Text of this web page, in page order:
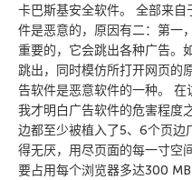
卡巴斯基安全软件。 全部来
件是恶意的，原因有二：第一
重要的，它会跳出各种广告。
跳出，同时模仿所打开网页的
告软件是恶意软件的一种。 在
我才明白广告软件的危害程度
边都至少被植入了5、6个页边
得无厌，用尽页面的每一寸空
要占用每个浏览器多达300